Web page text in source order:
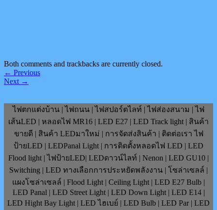
Both comments and trackbacks are currently closed.
← Previous
Next →
ไฟตกแต่งบ้าน | ไฟถนน | ไฟสปอร์ตไลท์ | ไฟส่องสนาม | ไฟ
เส้นLED | หลอดไฟ MR16 | LED E27 | LED Track light | สินค้า
ขายดี | สินค้า LEDมาใหม่ | การจัดส่งสินค้า | ติดต่อเรา ไฟ
ป้ายLED | LEDPanal Light | การติดตั้งหลอดไฟ LED | LED
Flood light | ไฟป้ายLED| LEDดาวน์ไลท์ | Nenon | LED GU10 |
Switching | LED ทางเลือกการประหยัดพลังงาน | โซล่าเซลล์ |
แผงโซล่าเซลล์ | Flood Light | Ceiling Light | LED E27 Bulb |
LED Panal | LED Street Light | LED Down Light | LED E14 |
LED Hight Bay Light | LED ไฮเบย์ | LED Bulb | LED Par | LED